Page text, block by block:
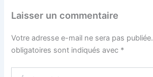
Laisser un commentaire
Votre adresse e-mail ne sera pas publiée.
obligatoires sont indiqués avec *